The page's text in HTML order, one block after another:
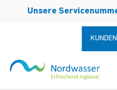
Unsere